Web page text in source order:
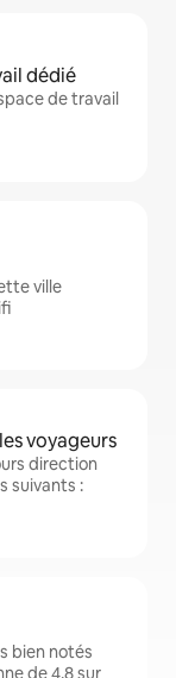
dédié
de travail
ville
voyageurs
direction
suivants :
bien notés
de 4,8 sur